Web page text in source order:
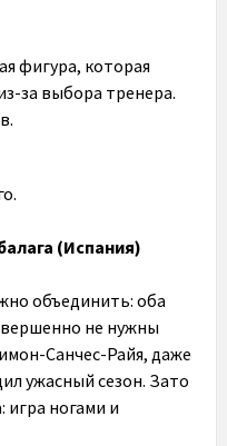
фигура, которая
за выбора тренера.
(Испания)
объединить: оба
не нужны
Санчес-Райя, даже
ужасный сезон. Зато
игра ногами и